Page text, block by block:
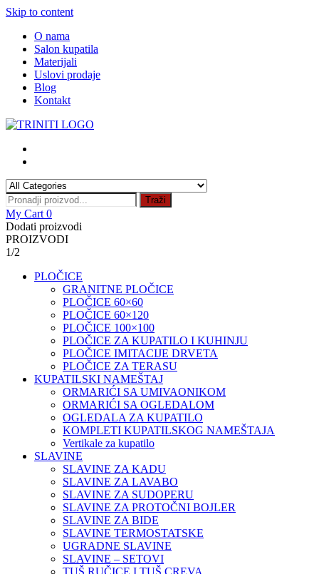
Skip to content
O nama
Salon kupatila
Materijali
Uslovi prodaje
Blog
Kontakt
Traži
My Cart 0
Dodati proizvodi
PROIZVODI
1/2
PLOČICE
GRANITNE PLOČICE
PLOČICE 60×60
PLOČICE 60×120
PLOČICE 100×100
PLOČICE ZA KUPATILO I KUHINJU
PLOČICE IMITACIJE DRVETA
PLOČICE ZA TERASU
KUPATILSKI NAMEŠTAJ
ORMARIĆI SA UMIVAONIKOM
ORMARIĆI SA OGLEDALOM
OGLEDALA ZA KUPATILO
KOMPLETI KUPATILSKOG NAMEŠTAJA
Vertikale za kupatilo
SLAVINE
SLAVINE ZA KADU
SLAVINE ZA LAVABO
SLAVINE ZA SUDOPERU
SLAVINE ZA PROTOČNI BOJLER
SLAVINE ZA BIDE
SLAVINE TERMOSTATSKE
UGRADNE SLAVINE
SLAVINE – SETOVI
TUŠ RUČICE I TUŠ CREVA